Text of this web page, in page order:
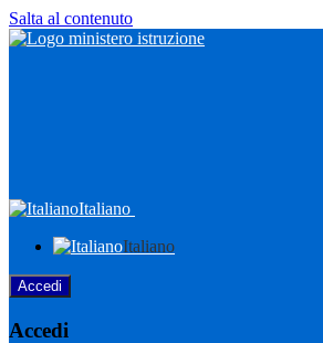
Salta al contenuto
Italiano
Italiano
Accedi
Accedi